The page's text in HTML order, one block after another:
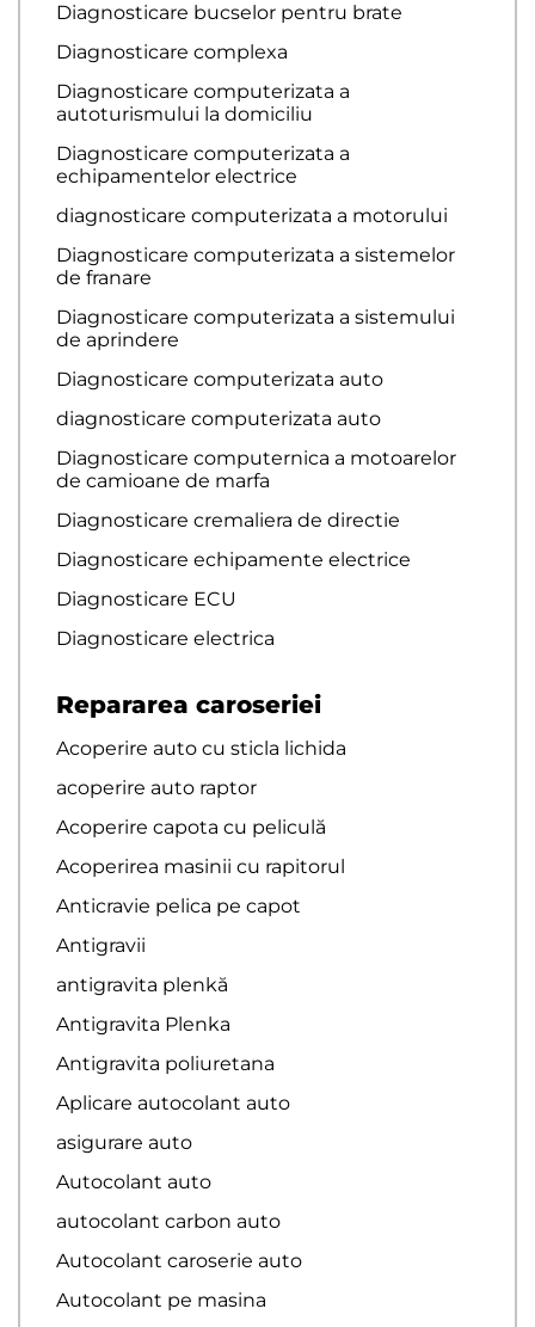
Diagnosticare bucselor pentru brate
Diagnosticare complexa
Diagnosticare computerizata a
autoturismului la domiciliu
Diagnosticare computerizata a
echipamentelor electrice
diagnosticare computerizata a motorului
Diagnosticare computerizata a sistemelor
de franare
Diagnosticare computerizata a sistemului
de aprindere
Diagnosticare computerizata auto
diagnosticare computerizata auto
Diagnosticare computernica a motoarelor
de camioane de marfa
Diagnosticare cremaliera de directie
Diagnosticare echipamente electrice
Diagnosticare ECU
Diagnosticare electrica
Repararea caroseriei
Acoperire auto cu sticla lichida
acoperire auto raptor
Acoperire capota cu peliculă
Acoperirea masinii cu rapitorul
Anticravie pelica pe capot
Antigravii
antigravita plenkă
Antigravita Plenka
Antigravita poliuretana
Aplicare autocolant auto
asigurare auto
Autocolant auto
autocolant carbon auto
Autocolant caroserie auto
Autocolant pe masina